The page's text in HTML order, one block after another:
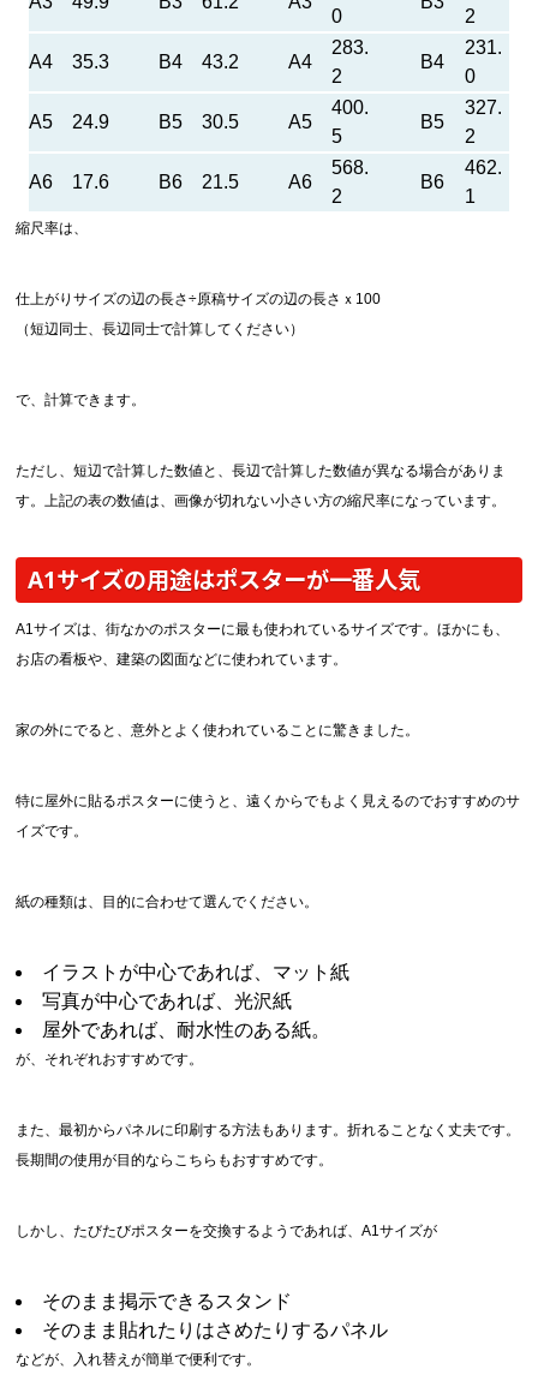
0 2
A4 35.3 B4 43.2 A4
283.
2
B4
231.
0
A5 24.9 B5 30.5 A5
400.
5
B5
327.
2
A6 17.6 B6 21.5 A6
568.
2
B6
462.
1
縮尺率は、
仕上がりサイズの辺の長さ÷原稿サイズの辺の長さｘ100
（短辺同士、長辺同士で計算してください）
で、計算できます。
ただし、短辺で計算した数値と、長辺で計算した数値が異なる場合がありま
す。上記の表の数値は、画像が切れない小さい方の縮尺率になっています。
A1サイズの用途はポスターが一番人気
A1サイズは、街なかのポスターに最も使われているサイズです。ほかにも、
お店の看板や、建築の図面などに使われています。
家の外にでると、意外とよく使われていることに驚きました。
特に屋外に貼るポスターに使うと、遠くからでもよく見えるのでおすすめのサ
イズです。
紙の種類は、目的に合わせて選んでください。
イラストが中心であれば、マット紙
写真が中心であれば、光沢紙
屋外であれば、耐水性のある紙。
が、それぞれおすすめです。
また、最初からパネルに印刷する方法もあります。折れることなく丈夫です。
長期間の使用が目的ならこちらもおすすめです。
しかし、たびたびポスターを交換するようであれば、A1サイズが
そのまま掲示できるスタンド
そのまま貼れたりはさめたりするパネル
などが、入れ替えが簡単で便利です。